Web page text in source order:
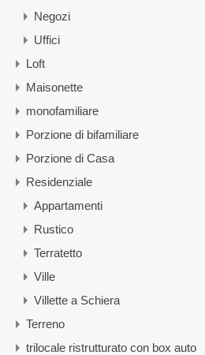
Negozi
Uffici
Loft
Maisonette
monofamiliare
Porzione di bifamiliare
Porzione di Casa
Residenziale
Appartamenti
Rustico
Terratetto
Ville
Villette a Schiera
Terreno
trilocale ristrutturato con box auto